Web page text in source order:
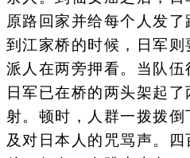
原路回家并给每个人发
到江家桥的时候，日军
派人在两旁押看。当队
日军已在桥的两头架起
射。顿时，人群一拨拨
及对日本人的咒骂声。